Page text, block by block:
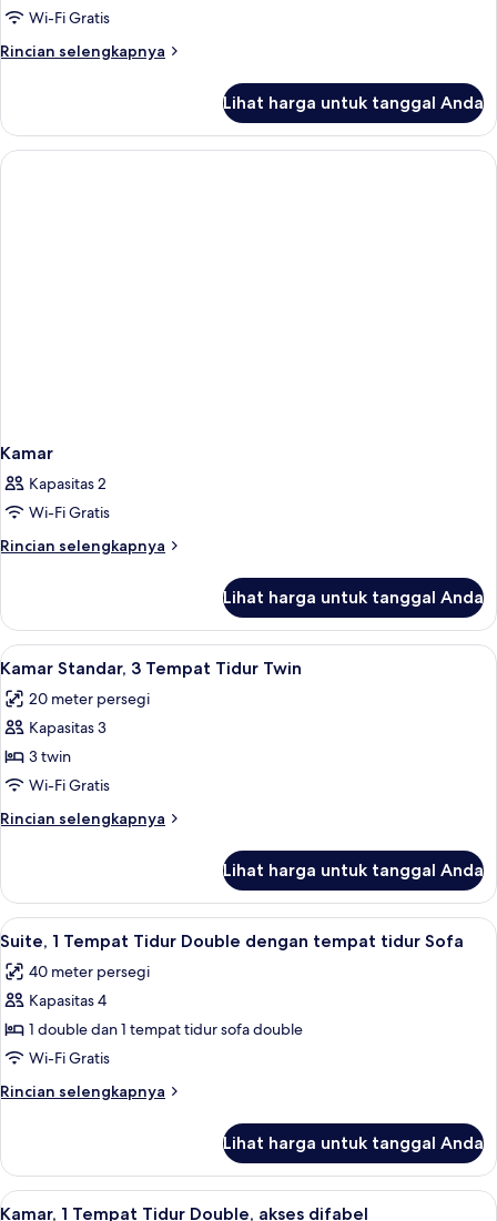
Wi-Fi Gratis
Rincian selengkapnya
Rincian
Kamar
Lihat harga untuk tanggal Anda
Kamar
Kapasitas 2
Wi-Fi Gratis
Rincian selengkapnya
Rincian
Kamar
Lihat harga untuk tanggal Anda
Lihat
semua
foto
untuk
Kamar
Standar,
3
Tempat
Twin
Kamar Standar, 3 Tempat Tidur
7
Kamar Standar, 3 Tempat Tidur Twin
20 meter persegi
Kapasitas 3
3 twin
Wi-Fi Gratis
Rincian selengkapnya
Rincian
Kamar
Standar,
3
Tidur
Twin
Lihat harga untuk tanggal Anda
Lihat
semua
foto
untuk
Suite,
1
Tempat
Tidur
dengan
tempat
tidur
Suite, 1 Tempat Tidur Double
13
Suite, 1 Tempat Tidur Double dengan tempat tidur Sofa
40 meter persegi
Kapasitas 4
1 double dan 1 tempat tidur sofa double
Wi-Fi Gratis
Rincian selengkapnya
Rincian
Suite,
Tempat
Lihat harga untuk tanggal Anda
Lihat
Seprai premium, brankas, meja
12
Kamar, 1 Tempat Tidur Double, akses difabel